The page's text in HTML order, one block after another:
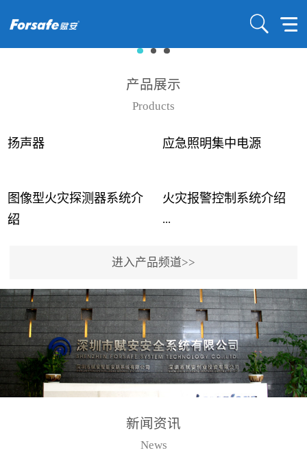
产品展示
Products
扬声器 应急照明集中电源
图像型火灾探测器系统介
绍
...
事故频发，传统的火灾探
测方法已无法满足要求。
尤其是目前众多的大型影
剧院、会议展览中心、体
育馆、大型仓库和隧道空
间等，其建筑结构特殊、
火灾隐患多。一旦发生火
火灾报警控制系统介绍
...
用了具有仲裁机制和冗余
校验的总线传输技术、线
路状态检测与保护技术、
后向光电感烟探测技术、
高可靠的系统抗干扰技术
等多项专利技术和专有技
警领域三十多年技术积累
和工程实践的结晶。
进入产品频道>>
新闻资讯
News